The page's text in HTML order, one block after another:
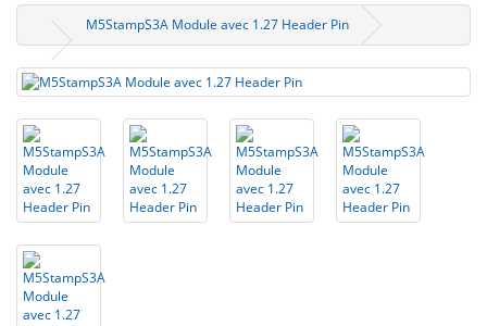
M5StampS3A Module avec 1.27 Header Pin